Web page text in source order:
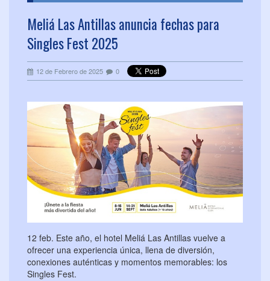
Meliá Las Antillas anuncia fechas para
Singles Fest 2025
12 de Febrero de 2025 0
12 feb. Este año, el hotel Meliá Las Antillas vuelve a
ofrecer una experiencia única, llena de diversión,
conexiones auténticas y momentos memorables: los
Singles Fest.